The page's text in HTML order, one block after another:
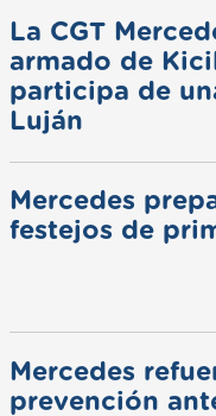
La CGT
armado de
participa de
Luján
Mercedes
festejos de
Mercedes
prevención